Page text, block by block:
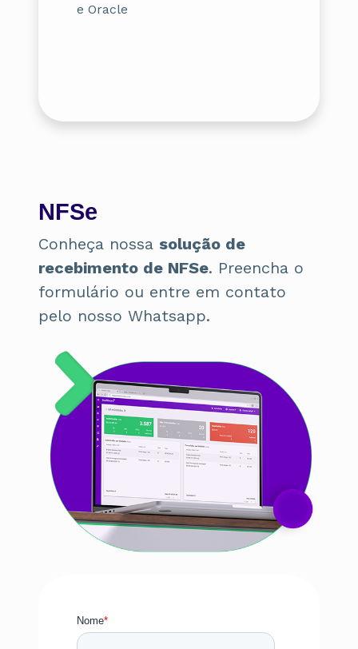
e Oracle
NFSe
Conheça nossa solução de
recebimento de NFSe. Preencha o
formulário ou entre em contato
pelo nosso Whatsapp.